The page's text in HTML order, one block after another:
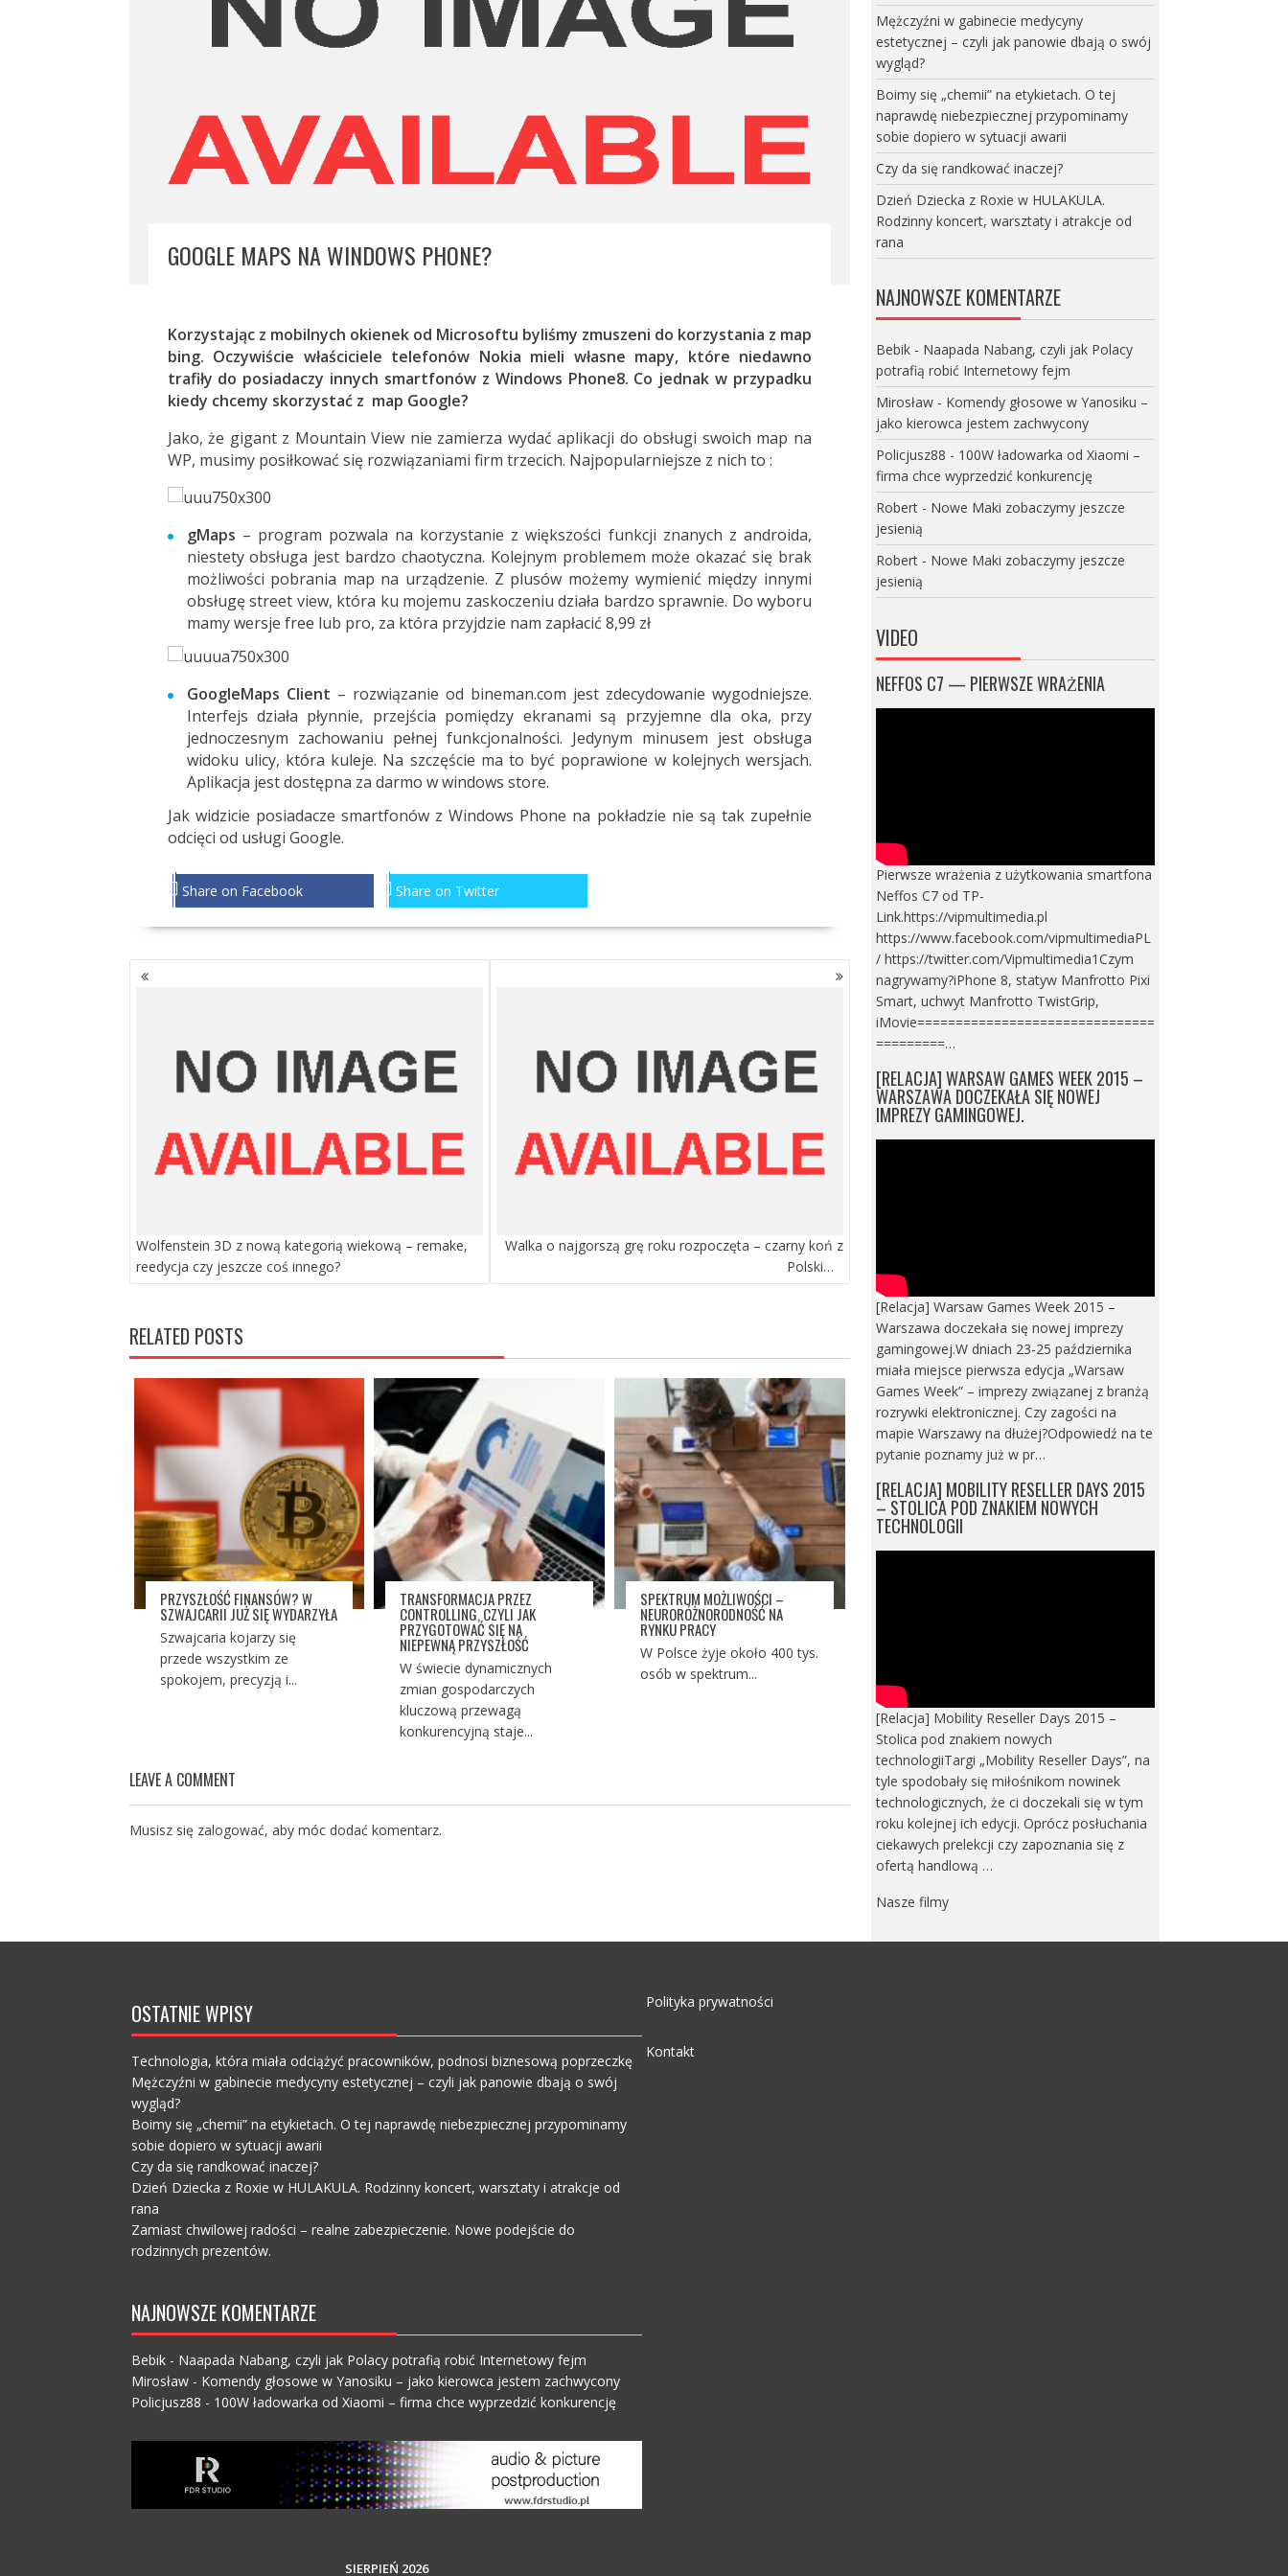
GOOGLE MAPS NA WINDOWS PHONE?
Korzystając z mobilnych okienek od Microsoftu byliśmy zmuszeni do korzystania z map
bing. Oczywiście właściciele telefonów Nokia mieli własne mapy, które niedawno
trafiły do posiadaczy innych smartfonów z Windows Phone8. Co jednak w przypadku
kiedy chcemy skorzystać z map Google?
Jako, że gigant z Mountain View nie zamierza wydać aplikacji do obsługi swoich map na
WP, musimy posiłkować się rozwiązaniami firm trzecich. Najpopularniejsze z nich to :
gMaps – program pozwala na korzystanie z większości funkcji znanych z androida,
niestety obsługa jest bardzo chaotyczna. Kolejnym problemem może okazać się brak
możliwości pobrania map na urządzenie. Z plusów możemy wymienić między innymi
obsługę street view, która ku mojemu zaskoczeniu działa bardzo sprawnie. Do wyboru
mamy wersje free lub pro, za która przyjdzie nam zapłacić 8,99 zł
GoogleMaps Client – rozwiązanie od bineman.com jest zdecydowanie wygodniejsze.
Interfejs działa płynnie, przejścia pomiędzy ekranami są przyjemne dla oka, przy
jednoczesnym zachowaniu pełnej funkcjonalności. Jedynym minusem jest obsługa
widoku ulicy, która kuleje. Na szczęście ma to być poprawione w kolejnych wersjach.
Aplikacja jest dostępna za darmo w windows store.
Jak widzicie posiadacze smartfonów z Windows Phone na pokładzie nie są tak zupełnie
odcięci od usługi Google.
Share on Facebook Share on Twitter
NAWIGACJA
PO
Wolfenstein 3D z nową kategorią wiekową – remake,
reedycja czy jeszcze coś innego?
Walka o najgorszą grę roku rozpoczęta – czarny koń z
Polski…
RELATED POSTS
PRZYSZŁOŚĆ FINANSÓW? W
SZWAJCARII JUŻ SIĘ WYDARZYŁA
Szwajcaria kojarzy się
przede wszystkim ze
spokojem, precyzją i...
TRANSFORMACJA PRZEZ
CONTROLLING, CZYLI JAK
PRZYGOTOWAĆ SIĘ NA
NIEPEWNĄ PRZYSZŁOŚĆ
W świecie dynamicznych
zmian gospodarczych
kluczową przewagą
konkurencyjną staje...
SPEKTRUM MOŻLIWOŚCI –
NEURORÓŻNORODNOŚĆ NA
RYNKU PRACY
W Polsce żyje około 400 tys.
osób w spektrum...
LEAVE A COMMENT
Musisz się zalogować, aby móc dodać komentarz.
Mężczyźni w gabinecie medycyny
estetycznej – czyli jak panowie dbają o swój
wygląd?
Boimy się „chemii” na etykietach. O tej
naprawdę niebezpiecznej przypominamy
sobie dopiero w sytuacji awarii
Czy da się randkować inaczej?
Dzień Dziecka z Roxie w HULAKULA.
Rodzinny koncert, warsztaty i atrakcje od
rana
NAJNOWSZE KOMENTARZE
Bebik- Naapada Nabang, czyli jak Polacy
potrafią robić Internetowy fejm
Mirosław- Komendy głosowe w Yanosiku –
jako kierowca jestem zachwycony
Policjusz88 - 100W ładowarka od Xiaomi –
firma chce wyprzedzić konkurencję
Robert- Nowe Maki zobaczymy jeszcze
jesienią
Robert- Nowe Maki zobaczymy jeszcze
jesienią
VIDEO
NEFFOS C7 — PIERWSZE WRAŻENIA
Pierwsze wrażenia z użytkowania smartfona
Neffos C7 od TP-
Link.https://vipmultimedia.pl
https://www.facebook.com/vipmultimediaPL
/ https://twitter.com/Vipmultimedia1Czym
nagrywamy?iPhone 8, statyw Manfrotto Pixi
Smart, uchwyt Manfrotto TwistGrip,
iMovie===============================
=========…
[RELACJA] WARSAW GAMES WEEK 2015 –
WARSZAWA DOCZEKAŁA SIĘ NOWEJ
IMPREZY GAMINGOWEJ.
[Relacja] Warsaw Games Week 2015 –
Warszawa doczekała się nowej imprezy
gamingowej.W dniach 23-25 października
miała miejsce pierwsza edycja „Warsaw
Games Week” – imprezy związanej z branżą
rozrywki elektronicznej. Czy zagości na
mapie Warszawy na dłużej?Odpowiedź na te
pytanie poznamy już w pr…
[RELACJA] MOBILITY RESELLER DAYS 2015
– STOLICA POD ZNAKIEM NOWYCH
TECHNOLOGII
[Relacja] Mobility Reseller Days 2015 –
Stolica pod znakiem nowych
technologiiTargi „Mobility Reseller Days”, na
tyle spodobały się miłośnikom nowinek
technologicznych, że ci doczekali się w tym
roku kolejnej ich edycji. Oprócz posłuchania
ciekawych prelekcji czy zapoznania się z
ofertą handlową …
Nasze filmy
OSTATNIE WPISY
Technologia, która miała odciążyć pracowników, podnosi biznesową poprzeczkę
Mężczyźni w gabinecie medycyny estetycznej – czyli jak panowie dbają o swój
wygląd?
Boimy się „chemii” na etykietach. O tej naprawdę niebezpiecznej przypominamy
sobie dopiero w sytuacji awarii
Czy da się randkować inaczej?
Dzień Dziecka z Roxie w HULAKULA. Rodzinny koncert, warsztaty i atrakcje od
rana
Zamiast chwilowej radości – realne zabezpieczenie. Nowe podejście do
rodzinnych prezentów.
NAJNOWSZE KOMENTARZE
Bebik- Naapada Nabang, czyli jak Polacy potrafią robić Internetowy fejm
Mirosław- Komendy głosowe w Yanosiku – jako kierowca jestem zachwycony
Policjusz88 - 100W ładowarka od Xiaomi – firma chce wyprzedzić konkurencję
SIERPIEŃ 2026
Polityka prywatności
Kontakt